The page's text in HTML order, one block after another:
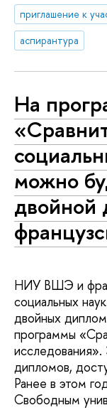
приглашение к
аспирантура
На
можно
НИУ ВШЭ и
социальных
двойных
программы
дипломов,
Ранее в этом
Свободным